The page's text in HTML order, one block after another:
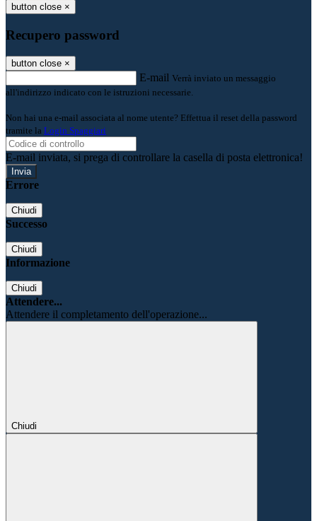
button close ×
Recupero password
button close ×
E-mail Verrà inviato un messaggio
all'indirizzo indicato con le istruzioni necessarie.
Non hai una e-mail associata al nome utente? Effettua il reset della password
tramite la Login Spaggiari
E-mail inviata, si prega di controllare la casella di posta elettronica!
Errore
Chiudi
Successo
Chiudi
Informazione
Chiudi
Attendere...
Attendere il completamento dell'operazione...
Chiudi